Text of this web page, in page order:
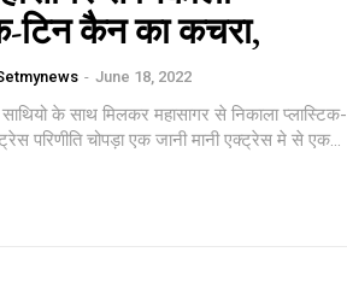
टिन कैन का कचरा,
- June 18, 2022
के साथ मिलकर महासागर से निकाला प्लास्टिक-
पर‍िणीत‍ि चोपड़ा एक जानी मानी एक्ट्रेस मे से एक...